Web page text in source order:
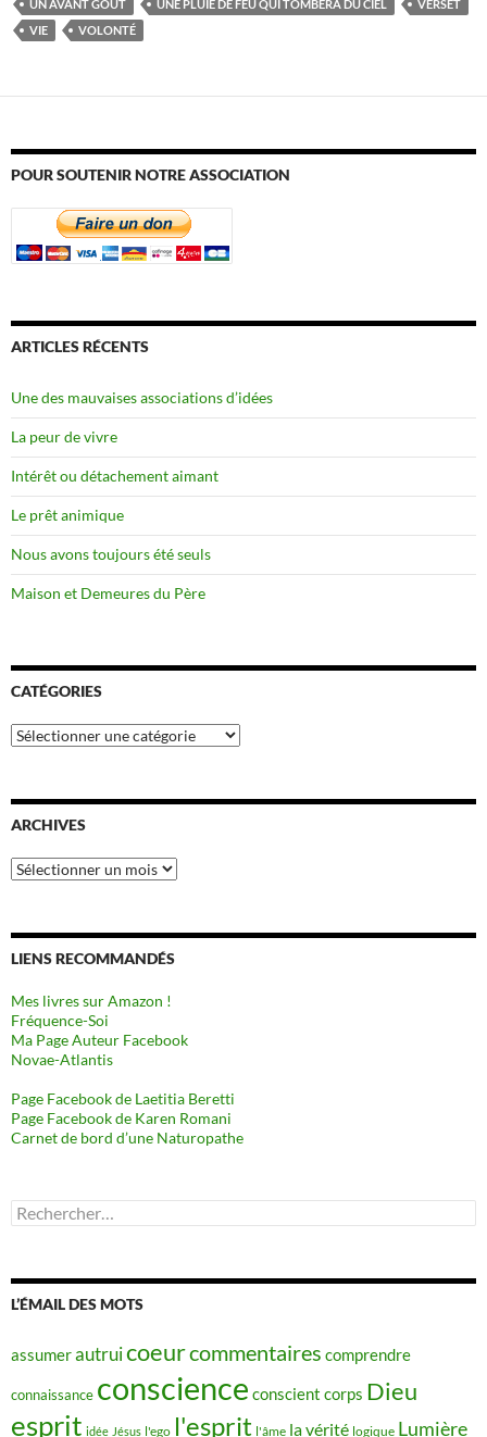
UN AVANT GOÛT
UNE PLUIE DE FEU QUI TOMBERA DU CIEL
VERSET
VIE
VOLONTÉ
POUR SOUTENIR NOTRE ASSOCIATION
ARTICLES RÉCENTS
Une des mauvaises associations d’idées
La peur de vivre
Intérêt ou détachement aimant
Le prêt animique
Nous avons toujours été seuls
Maison et Demeures du Père
CATÉGORIES
Catégories
ARCHIVES
Archives
LIENS RECOMMANDÉS
Mes livres sur Amazon !
Fréquence-Soi
Ma Page Auteur Facebook
Novae-Atlantis
Page Facebook de Laetitia Beretti
Page Facebook de Karen Romani
Carnet de bord d’une Naturopathe
Rechercher :
L’ÉMAIL DES MOTS
assumerautruicoeurcommentaires comprendre
connaissance conscience conscient corps Dieu
esprit idée Jésus l'ego l'esprit l'âme la vérité logique Lumière